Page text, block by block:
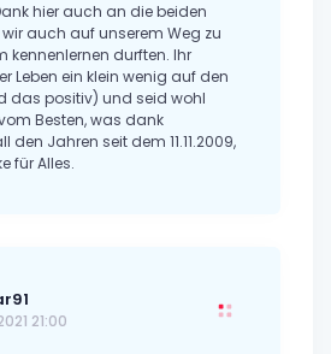
hier auch an die beiden
wir auch auf unserem Weg zu
kennenlernen durften. Ihr
Leben ein klein wenig auf den
das positiv) und seid wohl
Besten, was dank
Jahren seit dem 11.11.2009,
für Alles.
21:00